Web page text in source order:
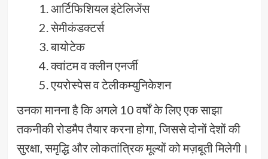
आर्टिफिशियल इंटेलिजेंस
सेमीकंडक्टर्स
बायोटेक
क्वांटम व क्लीन एनर्जी
एयरोस्पेस व टेलीकम्युनिकेशन
उनका मानना है कि अगले 10 वर्षों के लिए एक साझा
तकनीकी रोडमैप तैयार करना होगा, जिससे दोनों देशों की
सुरक्षा, समृद्धि और लोकतांत्रिक मूल्यों को मज़बूती मिलेगी।